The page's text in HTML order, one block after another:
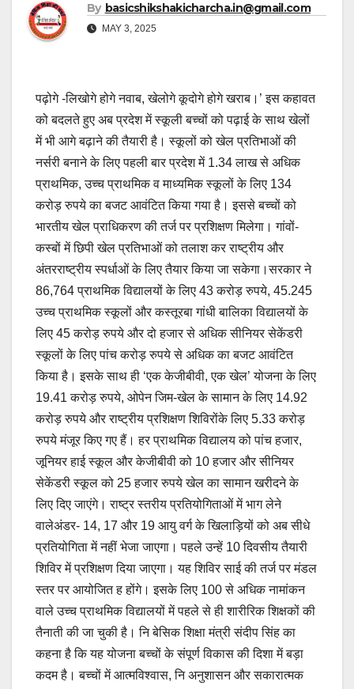
By basicshikshakicharcha.in@gmail.com
MAY 3, 2025
पढ़ोगे -लिखोगे होगे नवाब, खेलोगे कूदोगे होगे खराब।’ इस कहावत
को बदलते हुए अब प्रदेश में स्कूली बच्चों को पढ़ाई के साथ खेलों
में भी आगे बढ़ाने की तैयारी है। स्कूलों को खेल प्रतिभाओं की
नर्सरी बनाने के लिए पहली बार प्रदेश में 1.34 लाख से अधिक
प्राथमिक, उच्च प्राथमिक व माध्यमिक स्कूलों के लिए 134
करोड़ रुपये का बजट आवंटित किया गया है। इससे बच्चों को
भारतीय खेल प्राधिकरण की तर्ज पर प्रशिक्षण मिलेगा। गांवों-
कस्बों में छिपी खेल प्रतिभाओं को तलाश कर राष्ट्रीय और
अंतरराष्ट्रीय स्पर्धाओं के लिए तैयार किया जा सकेगा।सरकार ने
86,764 प्राथमिक विद्यालयों के लिए 43 करोड़ रुपये, 45.245
उच्च प्राथमिक स्कूलों और कस्तूरबा गांधी बालिका विद्यालयों के
लिए 45 करोड़ रुपये और दो हजार से अधिक सीनियर सेकेंडरी
स्कूलों के लिए पांच करोड़ रुपये से अधिक का बजट आवंटित
किया है। इसके साथ ही ‘एक केजीबीवी, एक खेल’ योजना के लिए
19.41 करोड़ रुपये, ओपेन जिम-खेल के सामान के लिए 14.92
करोड़ रुपये और राष्ट्रीय प्रशिक्षण शिविरोंके लिए 5.33 करोड़
रुपये मंजूर किए गए हैं। हर प्राथमिक विद्यालय को पांच हजार,
जूनियर हाई स्कूल और केजीबीवी को 10 हजार और सीनियर
सेकेंडरी स्कूल को 25 हजार रुपये खेल का सामान खरीदने के
लिए दिए जाएंगे। राष्ट्र स्तरीय प्रतियोगिताओं में भाग लेने
वालेअंडर- 14, 17 और 19 आयु वर्ग के खिलाड़ियों को अब सीधे
प्रतियोगिता में नहीं भेजा जाएगा। पहले उन्हें 10 दिवसीय तैयारी
शिविर में प्रशिक्षण दिया जाएगा। यह शिविर साई की तर्ज पर मंडल
स्तर पर आयोजित ह होंगे। इसके लिए 100 से अधिक नामांकन
वाले उच्च प्राथमिक विद्यालयों में पहले से ही शारीरिक शिक्षकों की
तैनाती की जा चुकी है। नि बेसिक शिक्षा मंत्री संदीप सिंह का
कहना है कि यह योजना बच्चों के संपूर्ण विकास की दिशा में बड़ा
कदम है। बच्चों में आत्मविश्वास, नि अनुशासन और सकारात्मक